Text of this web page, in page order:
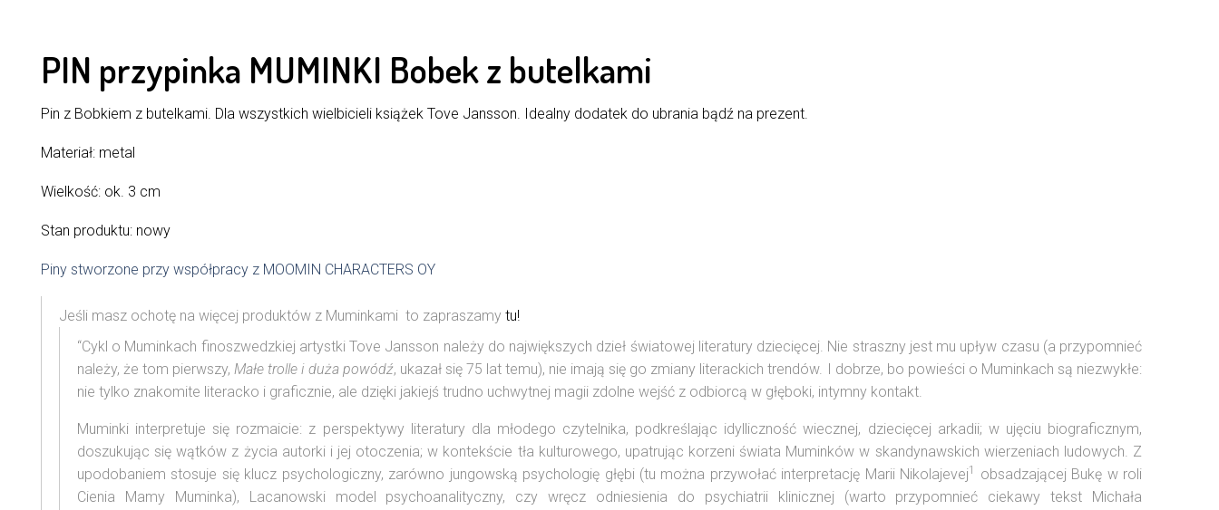
PIN przypinka MUMINKI Bobek z butelkami
Pin z Bobkiem z butelkami. Dla wszystkich wielbicieli książek Tove Jansson. Idealny dodatek do ubrania bądź na prezent.
Materiał: metal
Wielkość: ok. 3 cm
Stan produktu: nowy
Piny stworzone przy współpracy z MOOMIN CHARACTERS OY
Jeśli masz ochotę na więcej produktów z Muminkami to zapraszamy tu!
“Cykl o Muminkach finoszwedzkiej artystki Tove Jansson należy do największych dzieł światowej literatury dziecięcej. Nie straszny jest mu upływ czasu (a przypomnieć
należy, że tom pierwszy,Małe trolle i duża powódź, ukazał się 75 lat temu), nie imają się go zmiany literackich trendów. I dobrze, bo powieści o Muminkach są niezwykłe:
nie tylko znakomite literacko i graficznie, ale dzięki jakiejś trudno uchwytnej magii zdolne wejść z odbiorcą w głęboki, intymny kontakt.
Muminki interpretuje się rozmaicie: z perspektywy literatury dla młodego czytelnika, podkreślając idylliczność wiecznej, dziecięcej arkadii; w ujęciu biograficznym,
doszukując się wątków z życia autorki i jej otoczenia; w kontekście tła kulturowego, upatrując korzeni świata Muminków w skandynawskich wierzeniach ludowych. Z
upodobaniem stosuje się klucz psychologiczny, zarówno jungowską psychologię głębi (tu można przywołać interpretację Marii Nikolajevej1
obsadzającej Bukę w roli
Cienia Mamy Muminka), Lacanowski model psychoanalityczny, czy wręcz odniesienia do psychiatrii klinicznej (warto przypomnieć ciekawy tekst Michała